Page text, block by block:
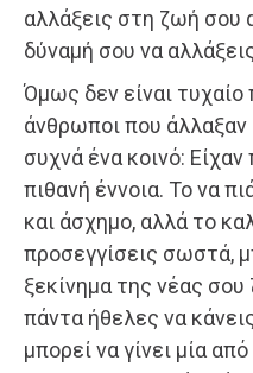
αλλάξεις στη ζωή σου
δύναμή σου να
Όμως δεν είναι τυχαίο
άνθρωποι που άλλαξαν
συχνά ένα κοινό:
πιθανή έννοια. Το να
και άσχημο, αλλά το
προσεγγίσεις σωστά,
ξεκίνημα της νέας
πάντα ήθελες να
μπορεί να γίνει μία